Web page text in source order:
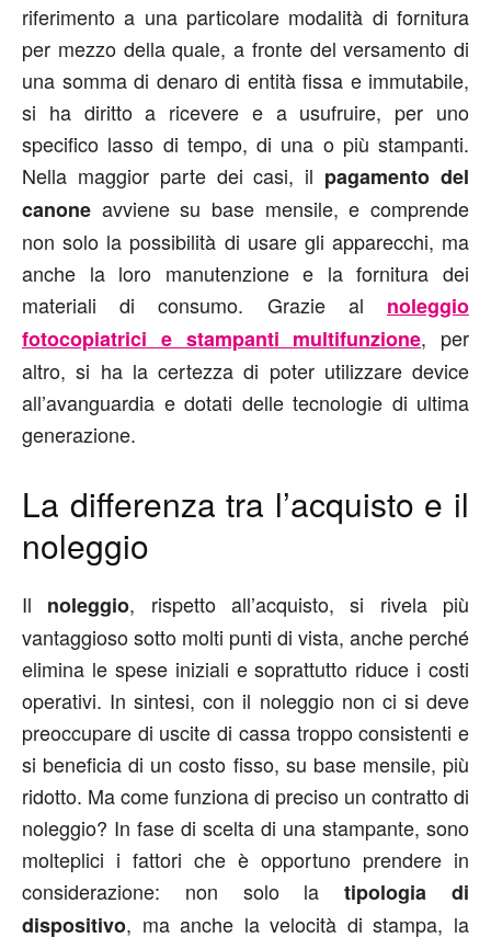
riferimento a una particolare modalità di fornitura
per mezzo della quale, a fronte del versamento di
una somma di denaro di entità fissa e immutabile,
si ha diritto a ricevere e a usufruire, per uno
specifico lasso di tempo, di una o più stampanti.
Nella maggior parte dei casi, il pagamento del
canone avviene su base mensile, e comprende
non solo la possibilità di usare gli apparecchi, ma
anche la loro manutenzione e la fornitura dei
materiali di consumo. Grazie al noleggio
fotocopiatrici e stampanti multifunzione, per
altro, si ha la certezza di poter utilizzare device
all’avanguardia e dotati delle tecnologie di ultima
generazione.
La differenza tra l’acquisto e il
noleggio
Il noleggio, rispetto all’acquisto, si rivela più
vantaggioso sotto molti punti di vista, anche perché
elimina le spese iniziali e soprattutto riduce i costi
operativi. In sintesi, con il noleggio non ci si deve
preoccupare di uscite di cassa troppo consistenti e
si beneficia di un costo fisso, su base mensile, più
ridotto. Ma come funziona di preciso un contratto di
noleggio? In fase di scelta di una stampante, sono
molteplici i fattori che è opportuno prendere in
considerazione: non solo latipologia di
dispositivo, ma anche la velocità di stampa, la